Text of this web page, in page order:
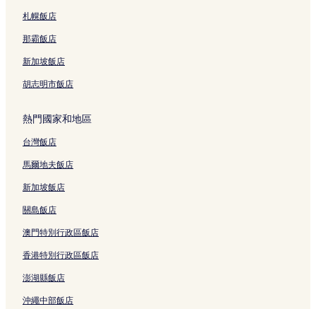
札幌飯店
那霸飯店
新加坡飯店
胡志明市飯店
熱門國家和地區
台灣飯店
馬爾地夫飯店
新加坡飯店
關島飯店
澳門特別行政區飯店
香港特別行政區飯店
澎湖縣飯店
沖繩中部飯店